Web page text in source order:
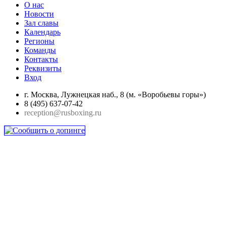
О нас
Новости
Зал славы
Календарь
Регионы
Команды
Контакты
Реквизиты
Вход
г. Москва, Лужнецкая наб., 8 (м. «Воробьевы горы»)
8 (495) 637-07-42
reception@rusboxing.ru